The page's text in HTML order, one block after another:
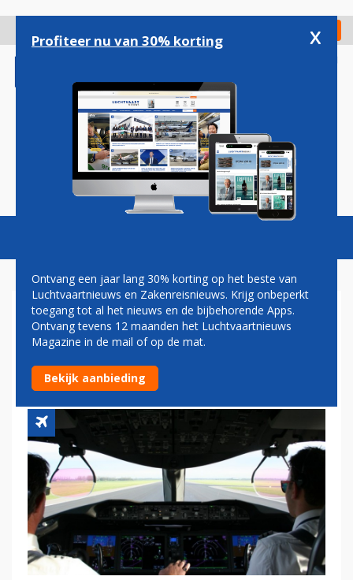
gaan
Check in
Magazine Podcasts Vacatures
ARKE VLIEGT REISAGENTEN
MET DERDE BOEING 787
NAAR PRAAG
Profiteer nu van 30% korting x
Ontvang een jaar lang 30% korting op het beste van
Luchtvaartnieuws en Zakenreisnieuws. Krijg onbeperkt
toegang tot al het nieuws en de bijbehorende Apps.
Ontvang tevens 12 maanden het Luchtvaartnieuws
Magazine in de mail of op de mat.
Bekijk aanbieding